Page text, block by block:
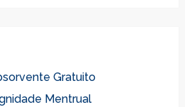
Gratuito
Mentrual